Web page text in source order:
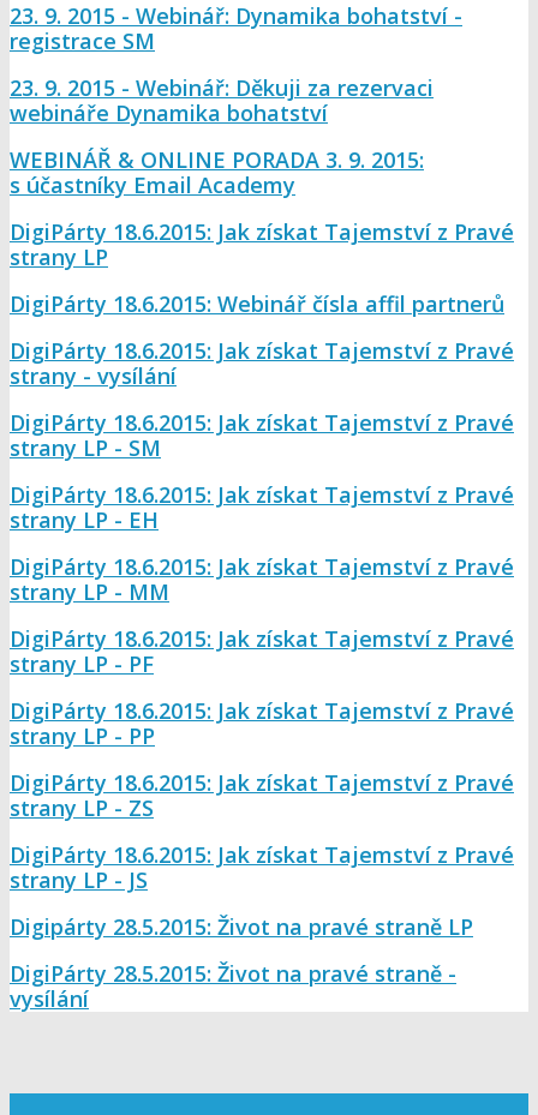
23. 9. 2015 - Webinář: Dynamika bohatství -
registrace SM
23. 9. 2015 - Webinář: Děkuji za rezervaci
webináře Dynamika bohatství
WEBINÁŘ & ONLINE PORADA 3. 9. 2015:
s účastníky Email Academy
DigiPárty 18.6.2015: Jak získat Tajemství z Pravé
strany LP
DigiPárty 18.6.2015: Webinář čísla affil partnerů
DigiPárty 18.6.2015: Jak získat Tajemství z Pravé
strany - vysílání
DigiPárty 18.6.2015: Jak získat Tajemství z Pravé
strany LP - SM
DigiPárty 18.6.2015: Jak získat Tajemství z Pravé
strany LP - EH
DigiPárty 18.6.2015: Jak získat Tajemství z Pravé
strany LP - MM
DigiPárty 18.6.2015: Jak získat Tajemství z Pravé
strany LP - PF
DigiPárty 18.6.2015: Jak získat Tajemství z Pravé
strany LP - PP
DigiPárty 18.6.2015: Jak získat Tajemství z Pravé
strany LP - ZS
DigiPárty 18.6.2015: Jak získat Tajemství z Pravé
strany LP - JS
Digipárty 28.5.2015: Život na pravé straně LP
DigiPárty 28.5.2015: Život na pravé straně -
vysílání